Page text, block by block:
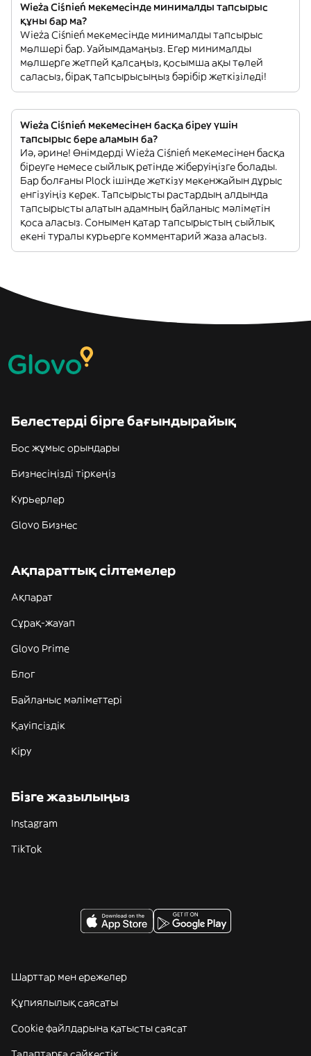
Wieża Ciśnień мекемесінде минималды тапсырыс
құны бар ма?
Wieża Ciśnień мекемесінде минималды тапсырыс
мөлшері бар. Уайымдамаңыз. Егер минималды
мөлшерге жетпей қалсаңыз, қосымша ақы төлей
саласыз, бірақ тапсырысыңыз бәрібір жеткізіледі!
Wieża Ciśnień мекемесінен басқа біреу үшін
тапсырыс бере аламын ба?
Иә, әрине! Өнімдерді Wieża Ciśnień мекемесінен басқа
біреуге немесе сыйлық ретінде жіберуіңізге болады.
Бар болғаны Plock ішінде жеткізу мекенжайын дұрыс
енгізуіңіз керек. Тапсырысты растардың алдында
тапсырысты алатын адамның байланыс мәліметін
қоса аласыз. Сонымен қатар тапсырыстың сыйлық
екені туралы курьерге комментарий жаза аласыз.
Белестерді бірге бағындырайық
Бос жұмыс орындары
Бизнесіңізді тіркеңіз
Курьерлер
Glovo Бизнес
Ақпараттық сілтемелер
Ақпарат
Сұрақ-жауап
Glovo Prime
Блог
Байланыс мәліметтері
Қауіпсіздік
Кіру
Бізге жазылыңыз
Instagram
TikTok
Шарттар мен ережелер
Құпиялылық саясаты
Cookie файлдарына қатысты саясат